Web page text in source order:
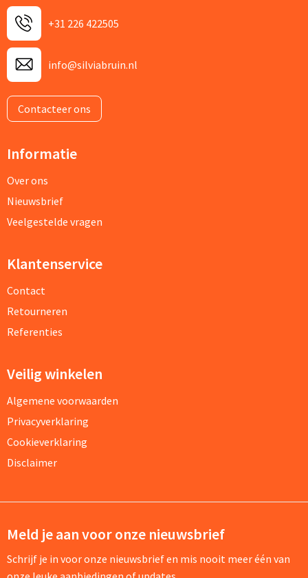
+31 226 422505
info@silviabruin.nl
Contacteer ons
Informatie
Over ons
Nieuwsbrief
Veelgestelde vragen
Klantenservice
Contact
Retourneren
Referenties
Veilig winkelen
Algemene voorwaarden
Privacyverklaring
Cookieverklaring
Disclaimer
Meld je aan voor onze nieuwsbrief
Schrijf je in voor onze nieuwsbrief en mis nooit meer één van